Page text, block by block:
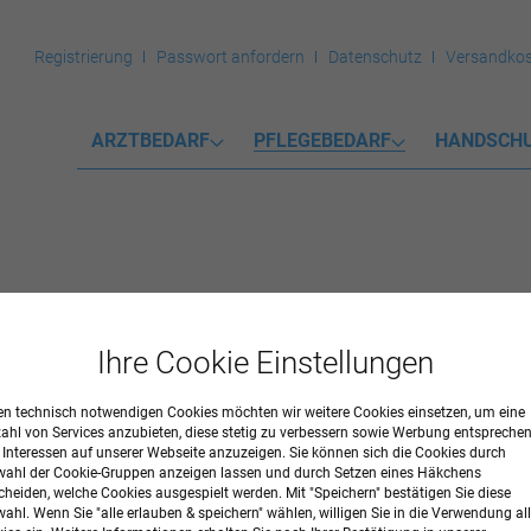
Registrierung Passwort anfordern Datenschutz
ARZTBEDARF PFLEGEBEDARF
Ihre Cookie Einstellungen
technisch notwendigen Cookies möchten wir weitere Cookies einsetzen, um eine
von Services anzubieten, diese stetig zu verbessern sowie Werbung
Interessen auf unserer Webseite anzuzeigen. Sie können sich die Cookies durch
der Cookie-Gruppen anzeigen lassen und durch Setzen eines Häkchens
welche Cookies ausgespielt werden. Mit "Speichern" bestätigen Sie diese
Wenn Sie "alle erlauben & speichern" wählen, willigen Sie in die Verwendung